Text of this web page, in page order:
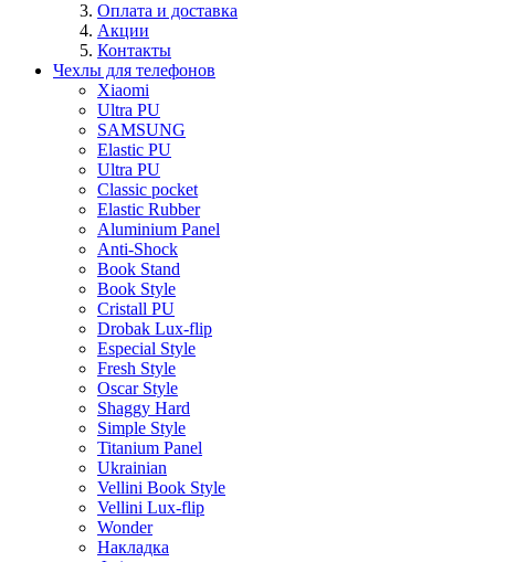
Оплата и доставка
Акции
Контакты
Чехлы для телефонов
Xiaomi
Ultra PU
SAMSUNG
Elastic PU
Ultra PU
Classic pocket
Elastic Rubber
Aluminium Panel
Anti-Shock
Book Stand
Book Style
Cristall PU
Drobak Lux-flip
Especial Style
Fresh Style
Oscar Style
Shaggy Hard
Simple Style
Titanium Panel
Ukrainian
Vellini Book Style
Vellini Lux-flip
Wonder
Накладка